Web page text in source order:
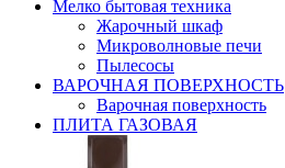
Мелко бытовая техника
Жарочный шкаф
Микроволновые печи
Пылесосы
ВАРОЧНАЯ ПОВЕРХНОСТЬ
Варочная поверхность
ПЛИТА ГАЗОВАЯ